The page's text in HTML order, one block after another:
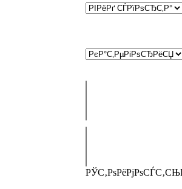
РЎС‚РѕРёРјРѕСЃС‚СЊ